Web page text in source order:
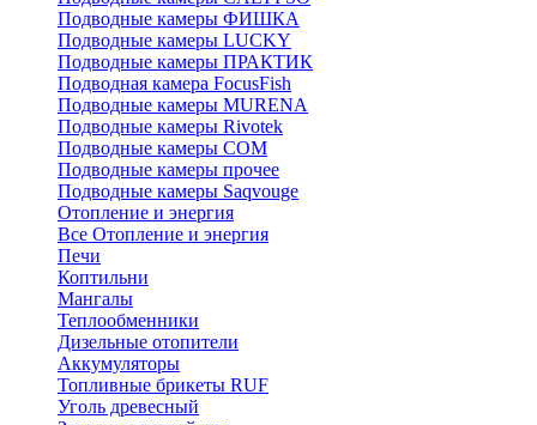
Подводные камеры ФИШКА
Подводные камеры LUCKY
Подводные камеры ПРАКТИК
Подводная камера FocusFish
Подводные камеры MURENA
Подводные камеры Rivotek
Подводные камеры СОМ
Подводные камеры прочее
Подводные камеры Saqvouge
Отопление и энергия
Все Отопление и энергия
Печи
Коптильни
Мангалы
Теплообменники
Дизельные отопители
Аккумуляторы
Топливные брикеты RUF
Уголь древесный